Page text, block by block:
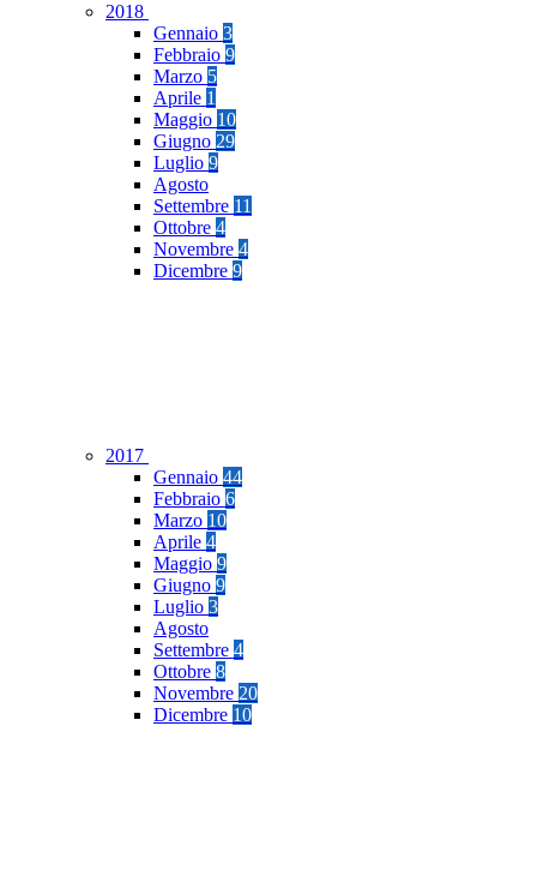
2018
Gennaio 3
Febbraio 9
Marzo 5
Aprile 1
Maggio 10
Giugno 29
Luglio 9
Agosto
Settembre 11
Ottobre 4
Novembre 4
Dicembre 9
2017
Gennaio 44
Febbraio 6
Marzo 10
Aprile 4
Maggio 9
Giugno 9
Luglio 3
Agosto
Settembre 4
Ottobre 8
Novembre 20
Dicembre 10